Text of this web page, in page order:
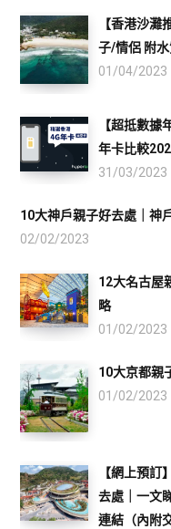
【香港沙
子/情侶 附
01/04/2023
【超抵數據
年卡比較
31/03/2023
10大神戶親子好去處｜神
02/02/2023
12大名古屋
略
01/02/2023
10大京都親
01/02/2023
【網上預訂
去處｜一文
連結（內附